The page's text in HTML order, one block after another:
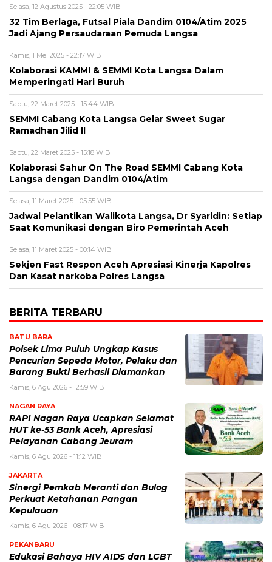
Selasa, 12 Agustus 2025 - 22:05 WIB
32 Tim Berlaga, Futsal Piala Dandim 0104/Atim 2025
Jadi Ajang Persaudaraan Pemuda Langsa
Kamis, 1 Mei 2025 - 22:17 WIB
Kolaborasi KAMMI & SEMMI Kota Langsa Dalam
Memperingati Hari Buruh
Sabtu, 22 Maret 2025 - 15:44 WIB
SEMMI Cabang Kota Langsa Gelar Sweet Sugar
Ramadhan Jilid II
Sabtu, 22 Maret 2025 - 15:18 WIB
Kolaborasi Sahur On The Road SEMMI Cabang Kota
Langsa dengan Dandim 0104/Atim
Selasa, 11 Maret 2025 - 05:55 WIB
Jadwal Pelantikan Walikota Langsa, Dr Syaridin: Setiap
Saat Komunikasi dengan Biro Pemerintah Aceh
Selasa, 11 Maret 2025 - 00:14 WIB
Sekjen Fast Respon Aceh Apresiasi Kinerja Kapolres
Dan Kasat narkoba Polres Langsa
BERITA TERBARU
BATU BARA
Polsek Lima Puluh Ungkap Kasus
Pencurian Sepeda Motor, Pelaku dan
Barang Bukti Berhasil Diamankan
Kamis, 6 Agu 2026 - 12:59 WIB
NAGAN RAYA
RAPI Nagan Raya Ucapkan Selamat
HUT ke-53 Bank Aceh, Apresiasi
Pelayanan Cabang Jeuram
Kamis, 6 Agu 2026 - 11:12 WIB
JAKARTA
Sinergi Pemkab Meranti dan Bulog
Perkuat Ketahanan Pangan
Kepulauan
Kamis, 6 Agu 2026 - 08:17 WIB
PEKANBARU
Edukasi Bahaya HIV AIDS dan LGBT